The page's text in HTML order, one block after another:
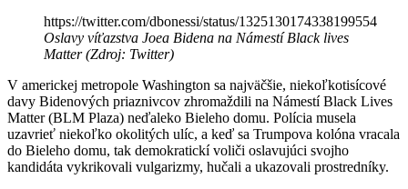
https://twitter.com/dbonessi/status/1325130174338199554
Oslavy víťazstva Joea Bidena na Námestí Black lives
Matter (Zdroj: Twitter)
V americkej metropole Washington sa najväčšie, niekoľkotisícové
davy Bidenových priaznivcov zhromaždili na Námestí Black Lives
Matter (BLM Plaza) neďaleko Bieleho domu. Polícia musela
uzavrieť niekoľko okolitých ulíc, a keď sa Trumpova kolóna vracala
do Bieleho domu, tak demokratickí voliči oslavujúci svojho
kandidáta vykrikovali vulgarizmy, hučali a ukazovali prostredníky.